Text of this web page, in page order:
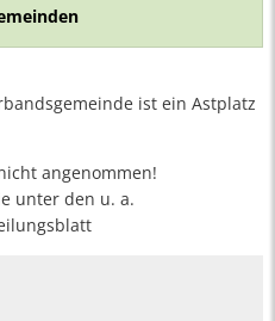
ist ein Astplatz
angenommen!
unter den u. a.